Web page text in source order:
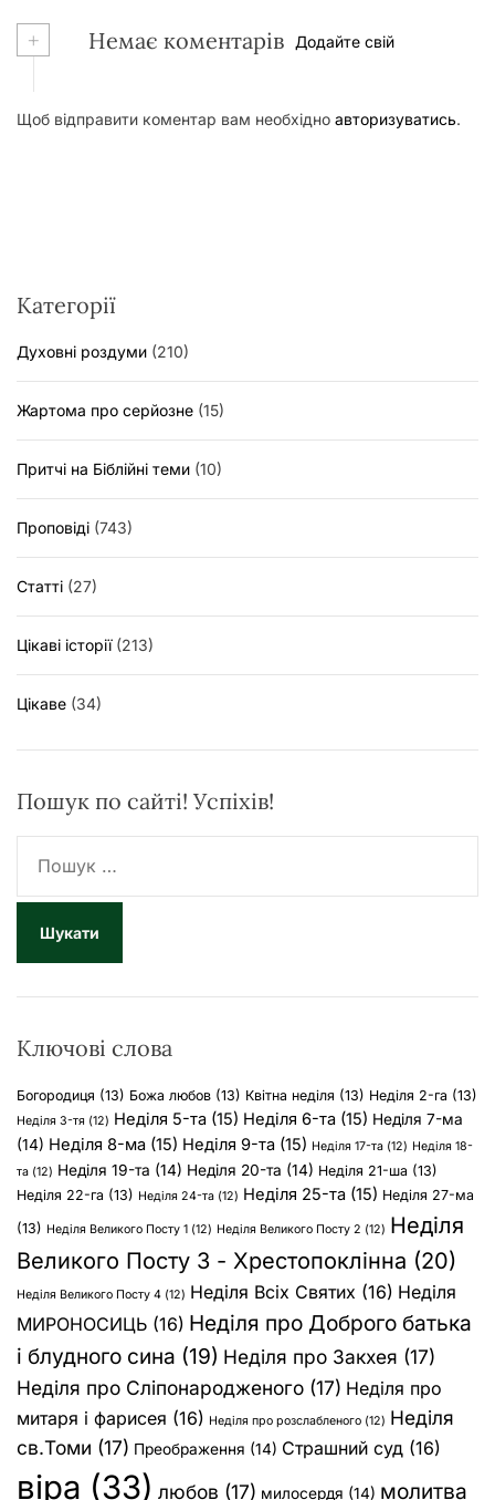
+ Немає коментарів Додайте свій
Щоб відправити коментар вам необхідно авторизуватись.
Категорії
Духовні роздуми (210)
Жартома про серйозне (15)
Притчі на Біблійні теми (10)
Проповіді (743)
Статті (27)
Цікаві історії(213)
Цікаве (34)
Пошук по сайті! Успіхів!
ш
к
Ключові слова
Богородиця (13) Божа любов (13) Квітна неділя (13) Неділя 2-га (13)
Неділя 3-тя (12) Неділя 5-та (15) Неділя 6-та (15) Неділя 7-ма
(14) Неділя 8-ма (15) Неділя 9-та (15) Неділя 17-та (12) Неділя 18-
та (12) Неділя 19-та (14) Неділя 20-та (14) Неділя 21-ша (13)
Неділя 22-га (13) Неділя 24-та (12) Неділя 25-та (15) Неділя 27-ма
(13) Неділя Великого Посту 1 (12) Неділя Великого Посту 2 (12) Неділя
Великого Посту 3 - Хрестопоклінна (20)
Неділя Великого Посту 4 (12) Неділя Всіх Святих (16) Неділя
МИРОНОСИЦЬ (16) Неділя про Доброго батька
і блудного сина (19) Неділя про Закхея (17)
Неділя про Сліпонародженого (17) Неділя про
митаря і фарисея (16) Неділя про розслабленого (12) Неділя
св.Томи (17) Преображення (14) Страшний суд (16)
віра (33) любов (17) милосердя (14) молитва